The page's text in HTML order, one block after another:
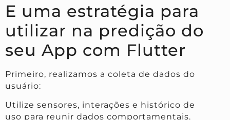
E uma estratégia para
utilizar na predição do
seu App com Flutter
Primeiro, realizamos a coleta de dados do
usuário:
Utilize sensores, interações e histórico de
uso para reunir dados comportamentais.